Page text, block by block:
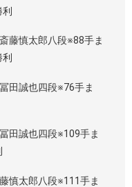
藤慎太郎八段※88手ま
田誠也四段※76手ま
田誠也四段※109手ま
慎太郎八段※111手ま